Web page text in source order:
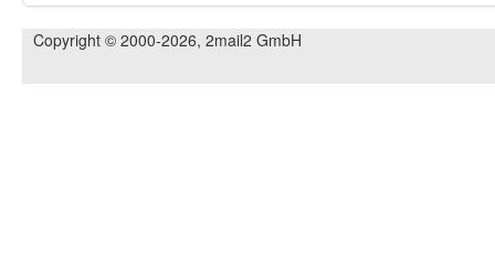
Copyright © 2000-2026, 2mail2 GmbH